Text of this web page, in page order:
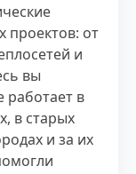
проектов: от
и
вы
работает в
в старых
и за их